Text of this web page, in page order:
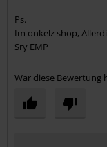
4. Interview (Making
5. Bühne (Making Of /
6. Wonderfools (Live)
Discipline (Live)
Ps.
Im onkelz shop,
Sry EMP
War diese Bewertung